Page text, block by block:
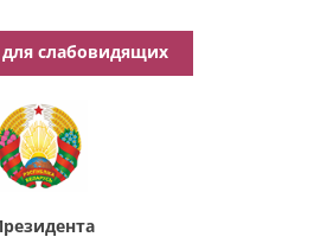
слабовидящих